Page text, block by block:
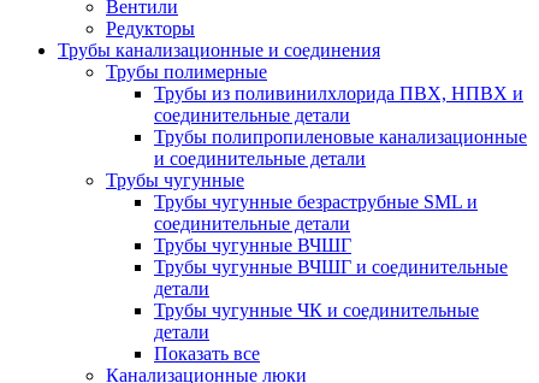
Вентили
Редукторы
Трубы канализационные и соединения
Трубы полимерные
Трубы из поливинилхлорида ПВХ, НПВХ и
соединительные детали
Трубы полипропиленовые канализационные
и соединительные детали
Трубы чугунные
Трубы чугунные безраструбные SML и
соединительные детали
Трубы чугунные ВЧШГ
Трубы чугунные ВЧШГ и соединительные
детали
Трубы чугунные ЧК и соединительные
детали
Показать все
Канализационные люки